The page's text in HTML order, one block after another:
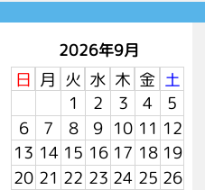
2026年9月
日 月 火 水 木 金 土
1
2 3 4
5
6
7 8 9 10 11 12
13 14 15 16 17 18 19
20 21 22 23 24 25 26